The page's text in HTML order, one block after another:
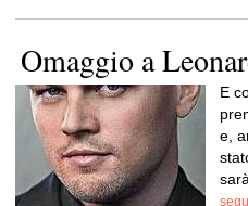
Omaggio a
E
e,